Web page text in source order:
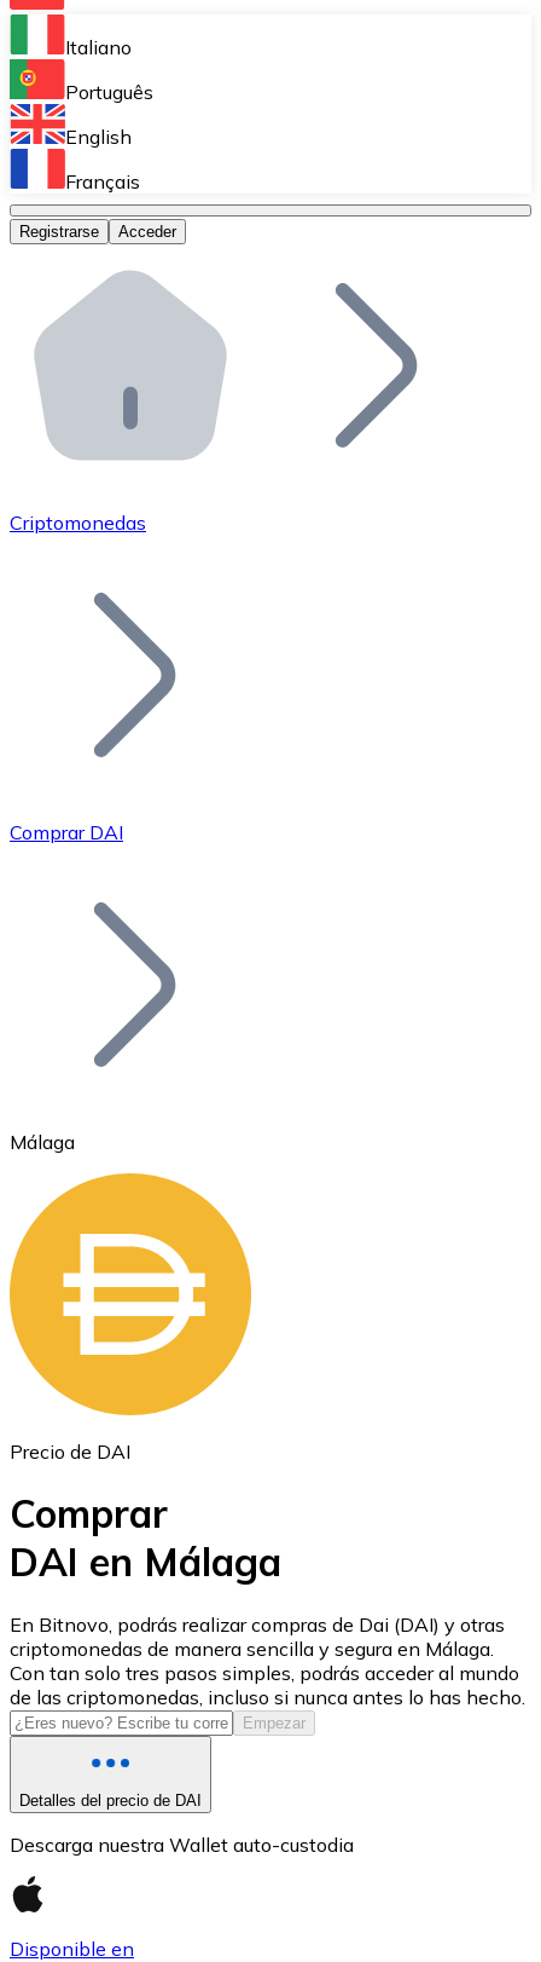
Bitnovo Ramp
Integra nuestra solución en tu plataforma.
Bitnovo Giftcards
Bitnovo OTC
Bitnovo ATM
Integra un ATM Bitnovo en tu negocio y permite que
Bitnovo API
Integra nuestra API en tu ecosistema.
Únete a nuestra red de distribuidores.
Añade tu proyecto a nuestro ecosistema.
Bitcoin
ETH
USD Coin
USDC
Italiano
Português
English
Français
Registrarse Acceder
Criptomonedas
Comprar DAI
Málaga
Precio de DAI
Comprar
DAI en Málaga
En Bitnovo, podrás realizar compras de Dai (DAI) y otras
criptomonedas de manera sencilla y segura en Málaga.
Con tan solo tres pasos simples, podrás acceder al mundo
de las criptomonedas, incluso si nunca antes lo has hecho.
Empezar
Detalles del precio de DAI
Descarga nuestra Wallet auto-custodia
Disponible en